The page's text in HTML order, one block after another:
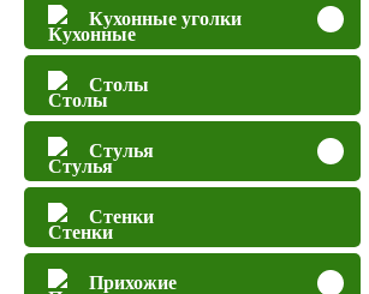
Кухонные уголки
Столы
Стулья
Стенки
Прихожие